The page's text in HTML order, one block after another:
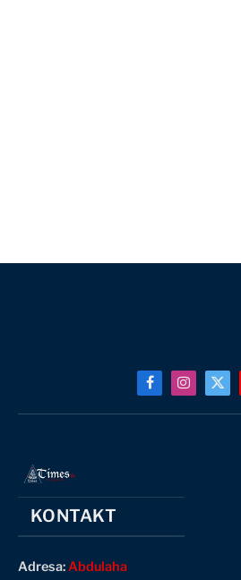
FacebookInstagram
X
KONTAKT
Adresa: Abdulaha